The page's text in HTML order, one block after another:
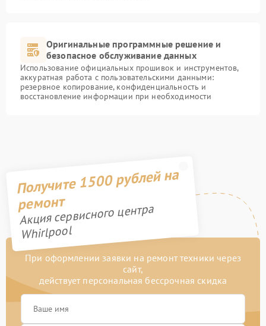
Оригинальные программные решение и
безопасное обслуживание данных
Использование официальных прошивок и инструментов,
аккуратная работа с пользовательскими данными:
резервное копирование, конфиденциальность и
восстановление информации при необходимости
Получите 1500 рублей на
ремонт
Акция сервисного центра
Whirlpool
При оформлении заявки на ремонт техники через
сайт,
действует персональная бессрочная скидка